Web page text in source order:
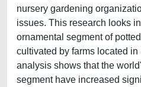
nursery gardening
issues. This research looks
ornamental segment of
cultivated by farms located
analysis shows that the
segment have increased